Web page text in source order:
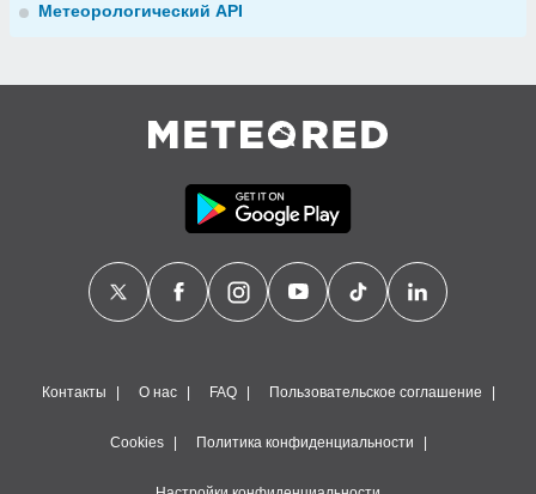
Метеорологический API
Контакты О нас FAQ Пользовательское соглашение
Cookies Политика конфиденциальности